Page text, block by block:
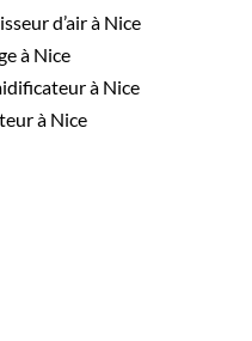
d’air à Nice
à Nice
à Nice
à Nice